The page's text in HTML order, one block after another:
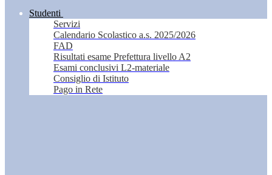
Studenti
Servizi
Calendario Scolastico a.s. 2025/2026
FAD
Risultati esame Prefettura livello A2
Esami conclusivi L2-materiale
Consiglio di Istituto
Pago in Rete